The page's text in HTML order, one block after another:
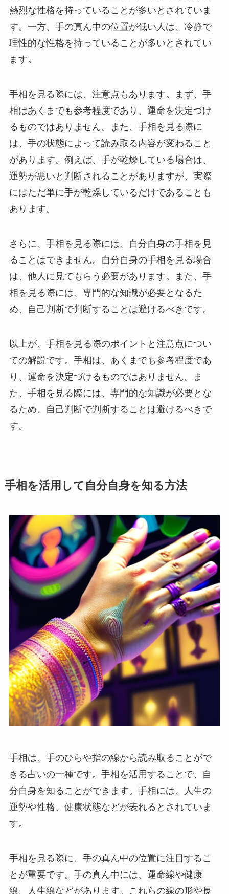
熱烈な性格を持っていることが多いとされていま
す。一方、手の真ん中の位置が低い人は、冷静で
理性的な性格を持っていることが多いとされてい
ます。
手相を見る際には、注意点もあります。まず、手
相はあくまでも参考程度であり、運命を決定づけ
るものではありません。また、手相を見る際に
は、手の状態によって読み取る内容が変わること
があります。例えば、手が乾燥している場合は、
運勢が悪いと判断されることがありますが、実際
にはただ単に手が乾燥しているだけであることも
あります。
さらに、手相を見る際には、自分自身の手相を見
ることはできません。自分自身の手相を見る場合
は、他人に見てもらう必要があります。また、手
相を見る際には、専門的な知識が必要となるた
め、自己判断で判断することは避けるべきです。
以上が、手相を見る際のポイントと注意点につい
ての解説です。手相は、あくまでも参考程度であ
り、運命を決定づけるものではありません。ま
た、手相を見る際には、専門的な知識が必要とな
るため、自己判断で判断することは避けるべきで
す。
手相を活用して自分自身を知る方法
手相は、手のひらや指の線から読み取ることがで
きる占いの一種です。手相を活用することで、自
分自身を知ることができます。手相には、人生の
運勢や性格、健康状態などが表れるとされていま
す。
手相を見る際に、手の真ん中の位置に注目するこ
とが重要です。手の真ん中には、運命線や健康
線、人生線などがあります。これらの線の形や長